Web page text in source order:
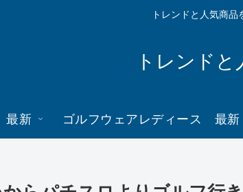
トレンドと人気商品
トレンドと
最新 ゴルフウェアレディース 最新